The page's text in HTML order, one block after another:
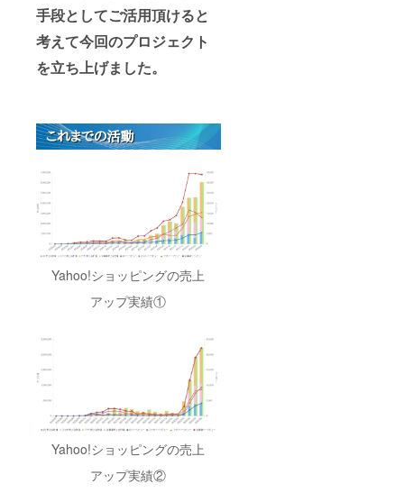
手段としてご活用頂けると
考えて今回のプロジェクト
を立ち上げました。
Yahoo!ショッピングの売上
アップ実績①
Yahoo!ショッピングの売上
アップ実績②